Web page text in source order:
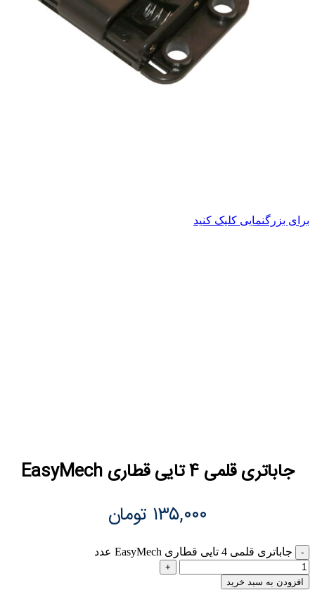
برای بزرگنمایی کلیک کنید
جاباتری قلمی 4 تایی قطاری EasyMech
۱۳۵,۰۰۰ تومان
جاباتری قلمی 4 تایی قطاری EasyMech عدد
افزودن به سبد خرید